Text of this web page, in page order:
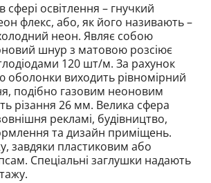
освітлення – гнучкий
флекс, або, як його називають –
неон. Являє собою
шнур з матовою розсіює
120 шт/м. За рахунок
оболонки виходить рівномірний
подібно газовим неоновим
різання 26 мм. Велика сфера
рекламі, будівництво,
та дизайн приміщень.
завдяки пластиковим або
Спеціальні заглушки надають